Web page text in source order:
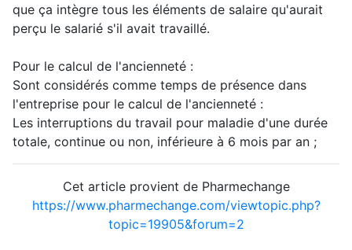
que ça intègre tous les éléments de salaire qu'aurait
perçu le salarié s'il avait travaillé.
Pour le calcul de l'ancienneté :
Sont considérés comme temps de présence dans
l'entreprise pour le calcul de l'ancienneté :
Les interruptions du travail pour maladie d'une durée
totale, continue ou non, inférieure à 6 mois par an ;
Cet article provient de Pharmechange
https://www.pharmechange.com/viewtopic.php?
topic=19905&forum=2